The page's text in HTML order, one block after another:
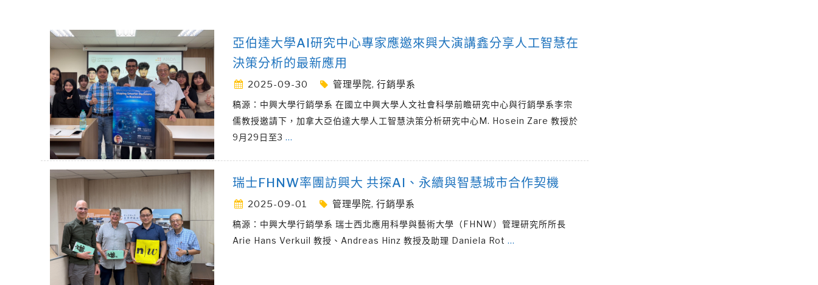
亞伯達大學AI研究中心專家應邀來興大演講鑫分享人工智慧在
決策分析的最新應用
2025-09-30 管理學院, 行銷學系
稿源：中興大學行銷學系 在國立中興大學人文社會科學前瞻研究中心與行銷學系李宗
儒教授邀請下，加拿大亞伯達大學人工智慧決策分析研究中心M. Hosein Zare 教授於
9月29日至3 …
瑞士FHNW率團訪興大 共探AI、永續與智慧城市合作契機
2025-09-01 管理學院, 行銷學系
稿源：中興大學行銷學系 瑞士西北應用科學與藝術大學（FHNW）管理研究所所長
Arie Hans Verkuil 教授、Andreas Hinz 教授及助理 Daniela Rot …